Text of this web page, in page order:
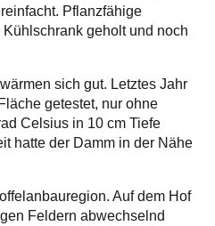
Pflanzfähige
geholt und noch
sich gut. Letztes Jahr
getestet, nur ohne
Celsius in 10 cm Tiefe
hatte der Damm in der Nähe
Auf dem Hof
Feldern abwechselnd